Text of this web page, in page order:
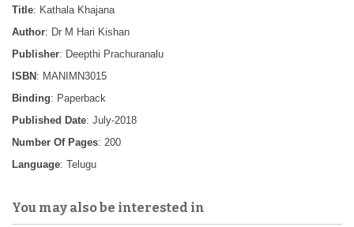
Title: Kathala Khajana
Author: Dr M Hari Kishan
Publisher: Deepthi Prachuranalu
ISBN : MANIMN3015
Binding: Paperback
Published Date: July-2018
Number Of Pages: 200
Language: Telugu
You may also be interested in